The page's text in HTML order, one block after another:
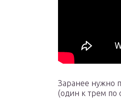
Заранее нужно
(один к трем по